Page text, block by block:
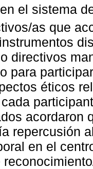
el sistema
as que
directivos
para
éticos
acordaron
repercusión
en el